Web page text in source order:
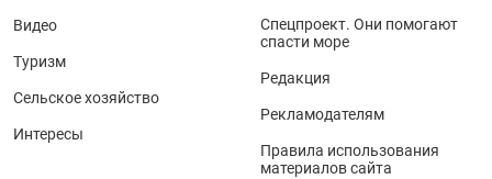
Видео
Туризм
Сельское хозяйство
Интересы
Спецпроект. Они помогают
спасти море
Редакция
Рекламодателям
Правила использования
материалов сайта